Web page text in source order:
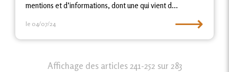
mentions et d’informations, dont une qui vient d...
le 04/07/24 ⟶
Affichage des articles 241-252 sur 283